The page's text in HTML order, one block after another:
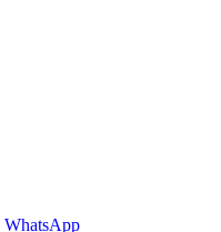
WhatsApp